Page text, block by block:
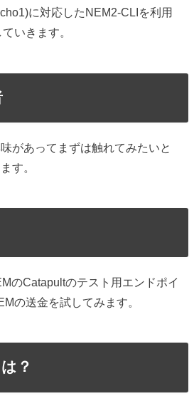
に対応したNEM2-CLIを利用
いきます。
があってまずは触れてみたいと
す。
のCatapultのテスト用エンドポイ
の送金を試してみます。
？